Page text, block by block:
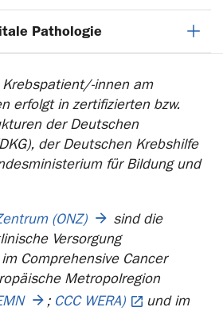
Pathologie
Krebspatient/-innen am
erfolgt in zertifizierten bzw.
der Deutschen
der Deutschen Krebshilfe
für Bildung und
(ONZ)
sind die
Versorgung
Comprehensive Cancer
Metropolregion
; CCC WERA)
und im